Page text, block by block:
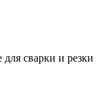
сварки и резки